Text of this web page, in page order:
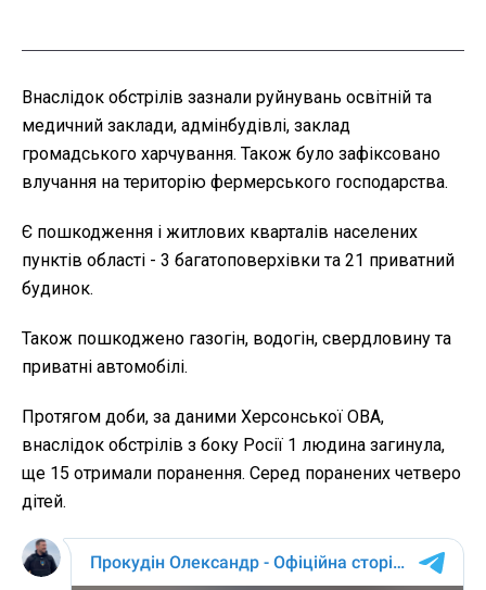
Внаслідок обстрілів зазнали руйнувань освітній та
медичний заклади, адмінбудівлі, заклад
громадського харчування. Також було зафіксовано
влучання на територію фермерського господарства.
Є пошкодження і житлових кварталів населених
пунктів області - 3 багатоповерхівки та 21 приватний
будинок.
Також пошкоджено газогін, водогін, свердловину та
приватні автомобілі.
Протягом доби, за даними Херсонської ОВА,
внаслідок обстрілів з боку Росії 1 людина загинула,
ще 15 отримали поранення. Серед поранених четверо
дітей.